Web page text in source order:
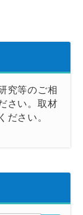
究等のご相
さい。取材
ださい。